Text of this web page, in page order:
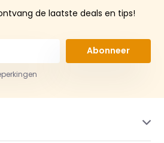
de laatste deals en tips!
Abonneer